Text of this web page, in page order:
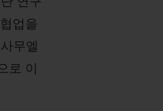
업을
무엘
로 이